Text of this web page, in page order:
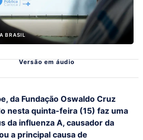
BRASIL
Versão em áudio
da Fundação Oswaldo Cruz
nesta quinta-feira (15) faz uma
da influenza A, causador da
a principal causa de